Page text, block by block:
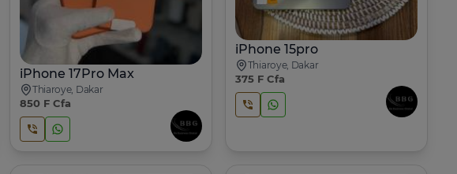
iPhone 17Pro Max
Thiaroye, Dakar
850 F Cfa
iPhone 15pro
Thiaroye, Dakar
375 F Cfa